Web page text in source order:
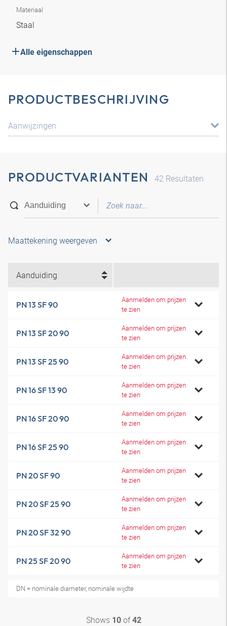
Materiaal
Staal
Alle eigenschappen
PRODUCTBESCHRIJVING
Aanwijzingen
PRODUCTVARIANTEN 42 Resultaten
Maattekening weergeven
Aanduiding
PN 13 SF 90
Aanmelden om prijzen
te zien
PN 13 SF 20 90
Aanmelden om prijzen
te zien
PN 13 SF 25 90
Aanmelden om prijzen
te zien
PN 16 SF 13 90
Aanmelden om prijzen
te zien
PN 16 SF 20 90
Aanmelden om prijzen
te zien
PN 16 SF 25 90
Aanmelden om prijzen
te zien
PN 20 SF 90
Aanmelden om prijzen
te zien
PN 20 SF 25 90
Aanmelden om prijzen
te zien
PN 20 SF 32 90
Aanmelden om prijzen
te zien
PN 25 SF 20 90
Aanmelden om prijzen
te zien
DN = nominale diameter, nominale wijdte
Shows 10of42